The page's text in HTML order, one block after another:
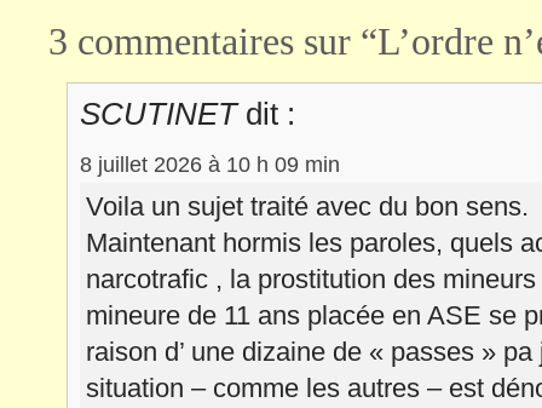
3 commentaires sur “L’ordre
SCUTINET dit :
8 juillet 2026 à 10 h 09 min
Voila un sujet traité avec du bon sens.
Maintenant hormis les paroles, quels
narcotrafic , la prostitution des
mineure de 11 ans placée en ASE se
raison d’ une dizaine de « passes »
situation – comme les autres – est